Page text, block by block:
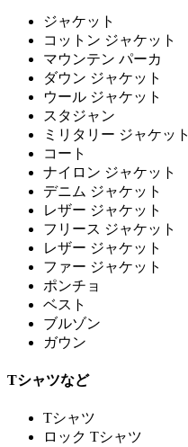
ジャケット
コットン ジャケット
マウンテン パーカ
ダウン ジャケット
ウール ジャケット
スタジャン
ミリタリー ジャケット
コート
ナイロン ジャケット
デニム ジャケット
レザー ジャケット
フリース ジャケット
レザー ジャケット
ファー ジャケット
ポンチョ
ベスト
ブルゾン
ガウン
Tシャツなど
Tシャツ
ロック Tシャツ